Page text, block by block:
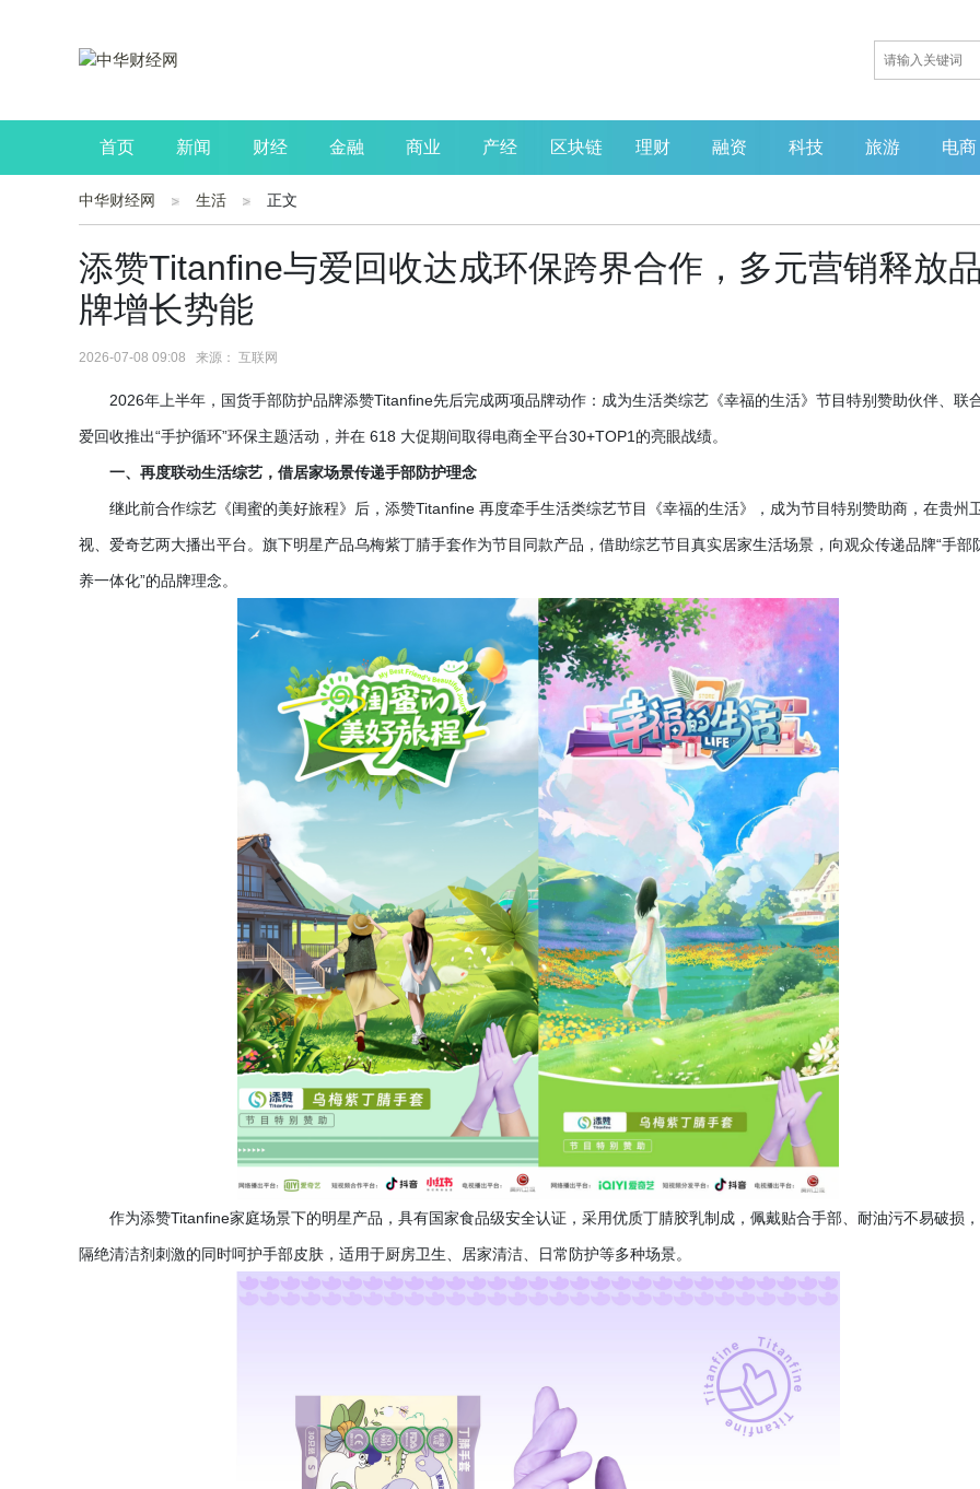
首页 新闻 财经 金融 商业 产经 区块链 理财 融资 科技 旅游 电商
公司 生活 读书
中华财经网 生活 正文
添赞Titanfine与爱回收达成环保跨界合作，多元营销释放
牌增长势能
2026-07-08 09:08 来源： 互联网
2026年上半年，国货手部防护品牌添赞Titanfine先后完成两项品牌动作：成为生活类综艺《幸福的生活》节目特别赞助伙伴、联
爱回收推出“手护循环”环保主题活动，并在 618 大促期间取得电商全平台30+TOP1的亮眼战绩。
一、再度联动生活综艺，借居家场景传递手部防护理念
继此前合作综艺《闺蜜的美好旅程》后，添赞Titanfine 再度牵手生活类综艺节目《幸福的生活》，成为节目特别赞助商，在贵州
视、爱奇艺两大播出平台。旗下明星产品乌梅紫丁腈手套作为节目同款产品，借助综艺节目真实居家生活场景，向观众传递品牌“手部
养一体化”的品牌理念。
作为添赞Titanfine家庭场景下的明星产品，具有国家食品级安全认证，采用优质丁腈胶乳制成，佩戴贴合手部、耐油污不易破损
隔绝清洁剂刺激的同时呵护手部皮肤，适用于厨房卫生、居家清洁、日常防护等多种场景。